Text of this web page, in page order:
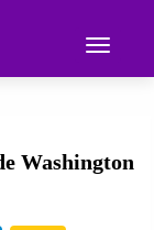
Toggle
Washington